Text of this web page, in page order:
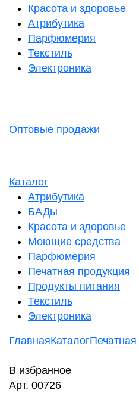
Красота и здоровье
Атрибутика
Парфюмерия
Текстиль
Электроника
Оптовые продажи
Каталог
Атрибутика
БАДы
Красота и здоровье
Моющие средства
Парфюмерия
Печатная продукция
Продукты питания
Текстиль
Электроника
ГлавнаяКаталог
В избранное
Арт. 00726